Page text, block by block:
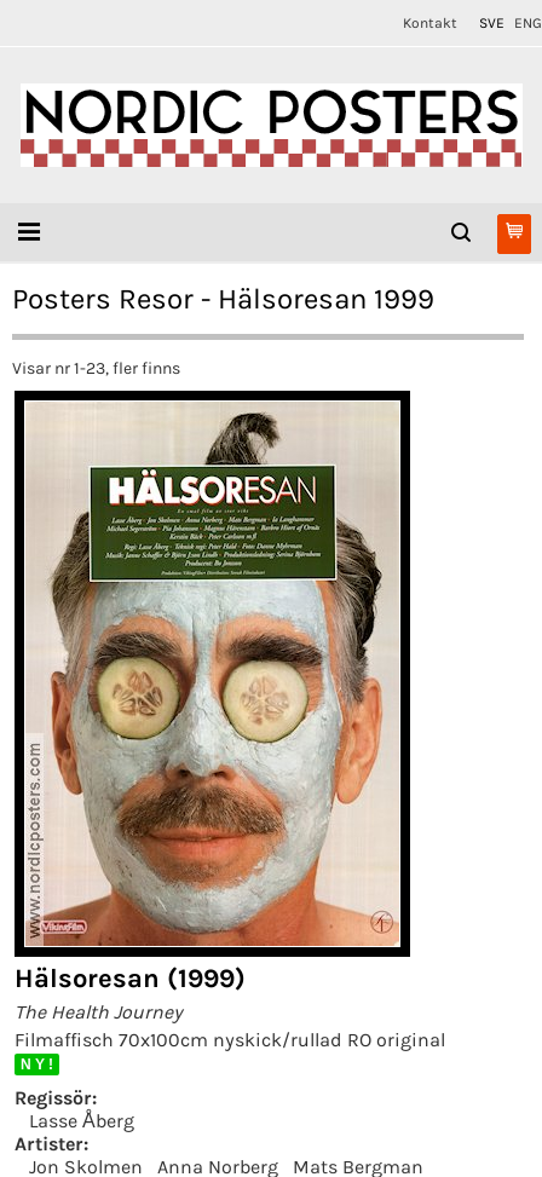
Kontakt SVE ENG
Posters Resor - Hälsoresan 1999
Visar nr 1-23, fler finns
Hälsoresan (1999)
The Health Journey
Filmaffisch 70x100cm nyskick/rullad RO original
N Y !
Regissör:
Lasse Åberg
Artister:
Jon Skolmen
Anna Norberg
Mats Bergman